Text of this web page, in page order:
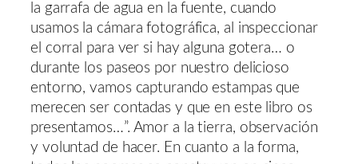
la garrafa de agua en la fuente, cuando
usamos la cámara fotográfica, al inspeccionar
el corral para ver si hay alguna gotera… o
durante los paseos por nuestro delicioso
entorno, vamos capturando estampas que
merecen ser contadas y que en este libro os
presentamos…”. Amor a la tierra, observación
y voluntad de hacer. En cuanto a la forma,